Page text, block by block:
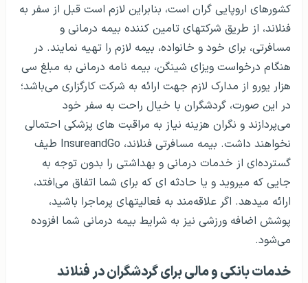
کشورهای اروپایی گران است، بنابراین لازم است قبل از سفر به
فنلاند، از طریق شرکت­های تامین کننده بیمه درمانی و
مسافرتی، برای خود و خانواده، بیمه لازم را تهیه نمایند. در
هنگام درخواست ویزای شینگن، بیمه نامه درمانی به مبلغ سی
هزار یورو از مدارک لازم جهت ارائه به شرکت کارگزاری می‌باشد؛
در این صورت، گردشگران با خیال راحت به سفر خود
می‌پردازند و نگران هزینه‌ نیاز به مراقبت های پزشکی احتمالی
نخواهند داشت. بیمه مسافرتی فنلاند، InsureandGo طیف
گسترده‌ای از خدمات درمانی و بهداشتی را بدون توجه به
جایی که می­روید و یا حادثه ای که برای شما اتفاق می‌افتد،
ارائه می­دهد. اگر علاقه‌مند به فعالیت­های پرماجرا باشید،
پوشش اضافه ورزشی نیز به شرایط بیمه درمانی شما افزوده
می‌شود.
خدمات بانکی و مالی برای گردشگران در فنلاند